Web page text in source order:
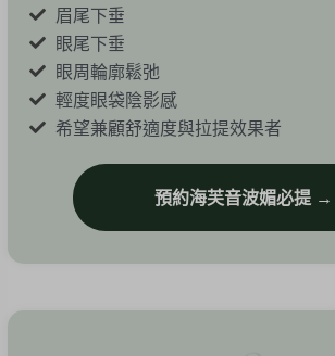
眉尾下垂
眼尾下垂
眼周輪廓鬆弛
輕度眼袋陰影感
希望兼顧舒適度與拉提效果者
預約海芙音波媚必提 →